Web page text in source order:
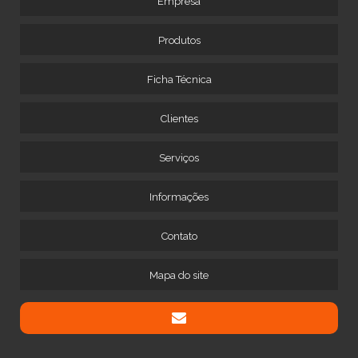
Produtos
Ficha Técnica
Clientes
Serviços
Informações
Contato
Mapa do site